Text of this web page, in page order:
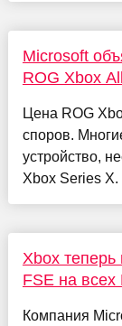
Microsoft
ROG Xbox
Цена ROG
споров.
устройство,
Xbox Series
Xbox
FSE на
Компания